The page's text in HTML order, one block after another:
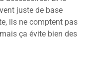
juste de base
ils ne comptent pas
ça évite bien des